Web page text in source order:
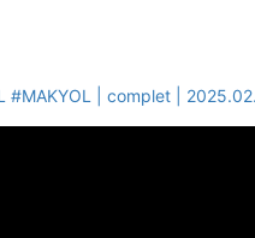
#MAKYOL | complet |